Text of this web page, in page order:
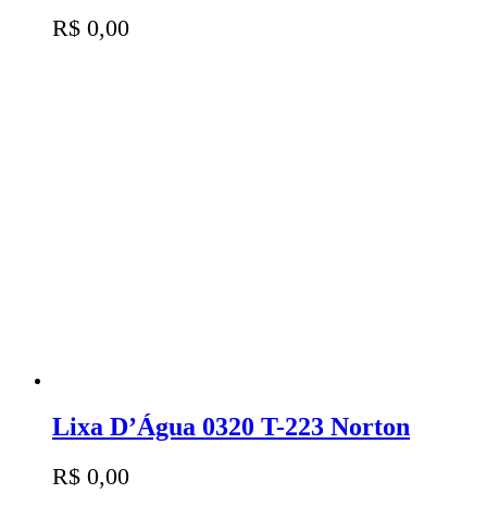
R$ 0,00
Lixa D’Água 0320 T-223 Norton
R$ 0,00